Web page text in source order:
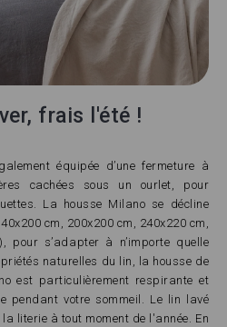
frais l'été !
équipée d’une fermeture à
cachées sous un ourlet, pour
La housse Milano se décline
cm, 200x200 cm, 240x220 cm,
pour s’adapter à n’importe quelle
naturelles du lin, la housse de
est particulièrement respirante et
pendant votre sommeil. Le lin lavé
literie à tout moment de l'année. En